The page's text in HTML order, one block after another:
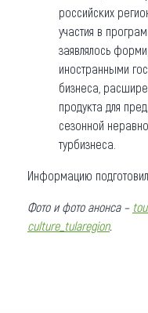
российских
участия в
заявлялось
иностранными
бизнеса,
продукта для
сезонной
турбизнеса.
Информацию
Фото и фото анонса –
culture_tularegion.